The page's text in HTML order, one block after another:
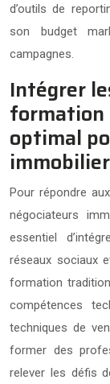
d’outils de
son budget
campagnes.
Intégrer
formation
optimal
Pour répondre
négociateurs
essentiel
réseaux sociaux
formation
compétences
techniques de
former des
relever les défis